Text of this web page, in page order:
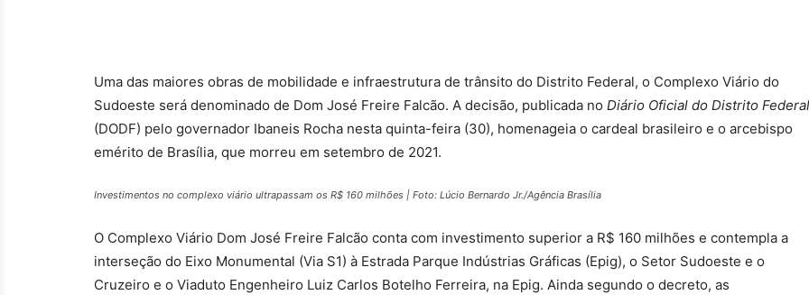
Uma das maiores obras de mobilidade e infraestrutura de trânsito do Distrito Federal, o Complexo Viário do
Sudoeste será denominado de Dom José Freire Falcão. A decisão, publicada no Diário Oficial do Distrito Federal
(DODF) pelo governador Ibaneis Rocha nesta quinta-feira (30), homenageia o cardeal brasileiro e o arcebispo
emérito de Brasília, que morreu em setembro de 2021.
Investimentos no complexo viário ultrapassam os R$ 160 milhões | Foto: Lúcio Bernardo Jr./Agência Brasília
O Complexo Viário Dom José Freire Falcão conta com investimento superior a R$ 160 milhões e contempla a
interseção do Eixo Monumental (Via S1) à Estrada Parque Indústrias Gráficas (Epig), o Setor Sudoeste e o
Cruzeiro e o Viaduto Engenheiro Luiz Carlos Botelho Ferreira, na Epig. Ainda segundo o decreto, as